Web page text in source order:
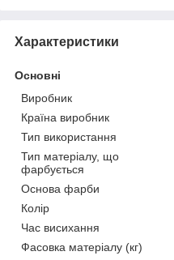
Характеристики
Основні
Виробник
Країна виробник
Тип використання
Тип матеріалу, що
фарбується
Основа фарби
Колір
Час висихання
Фасовка матеріалу (кг)